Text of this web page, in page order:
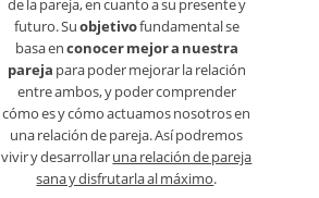
de la pareja, en cuanto a su presente y
futuro. Suobjetivofundamental se
basa enconocer mejor a nuestra
pareja para poder mejorar la relación
entre ambos, y poder comprender
cómo es y cómo actuamos nosotros en
una relación de pareja. Así podremos
vivir y desarrollaruna relación de pareja
sana y disfrutarla al máximo.